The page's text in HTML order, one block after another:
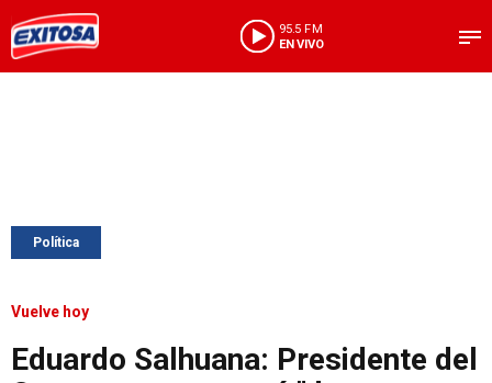
95.5 FM
EN VIVO
Política
Vuelve hoy
Eduardo Salhuana: Presidente del